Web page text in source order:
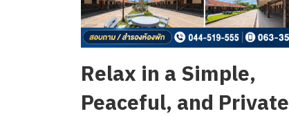
Relax in a Simple,
Peaceful, and Private